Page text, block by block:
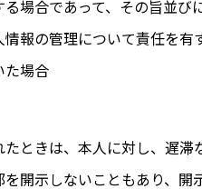
場合であって、その旨並
報の管理について責任を
た場合
ときは、本人に対し、遅
開示しないこともあり、開